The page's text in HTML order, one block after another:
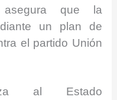
que la
un plan de
el partido Unión
al Estado